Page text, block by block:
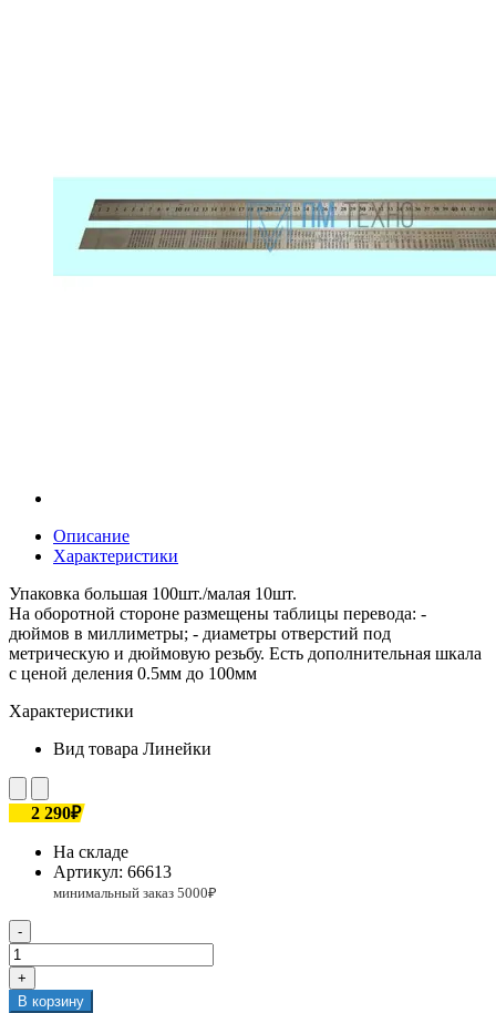
Описание
Характеристики
Упаковка большая 100шт./малая 10шт.
На оборотной стороне размещены таблицы перевода: -
дюймов в миллиметры; - диаметры отверстий под
метрическую и дюймовую резьбу. Есть дополнительная шкала
с ценой деления 0.5мм до 100мм
Характеристики
Вид товара Линейки
2 290₽
На складе
Артикул: 66613
-
+
В корзину